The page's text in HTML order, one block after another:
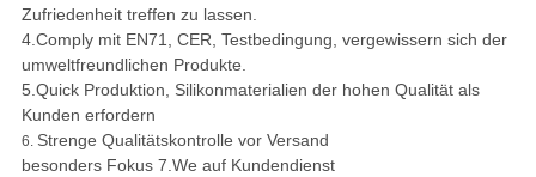
Zufriedenheit treffen zu lassen.
4.Comply mit EN71, CER, Testbedingung, vergewissern sich der
umweltfreundlichen Produkte.
5.Quick Produktion, Silikonmaterialien der hohen Qualität als
Kunden erfordern
6. Strenge Qualitätskontrolle vor Versand
besonders Fokus 7.We auf Kundendienst